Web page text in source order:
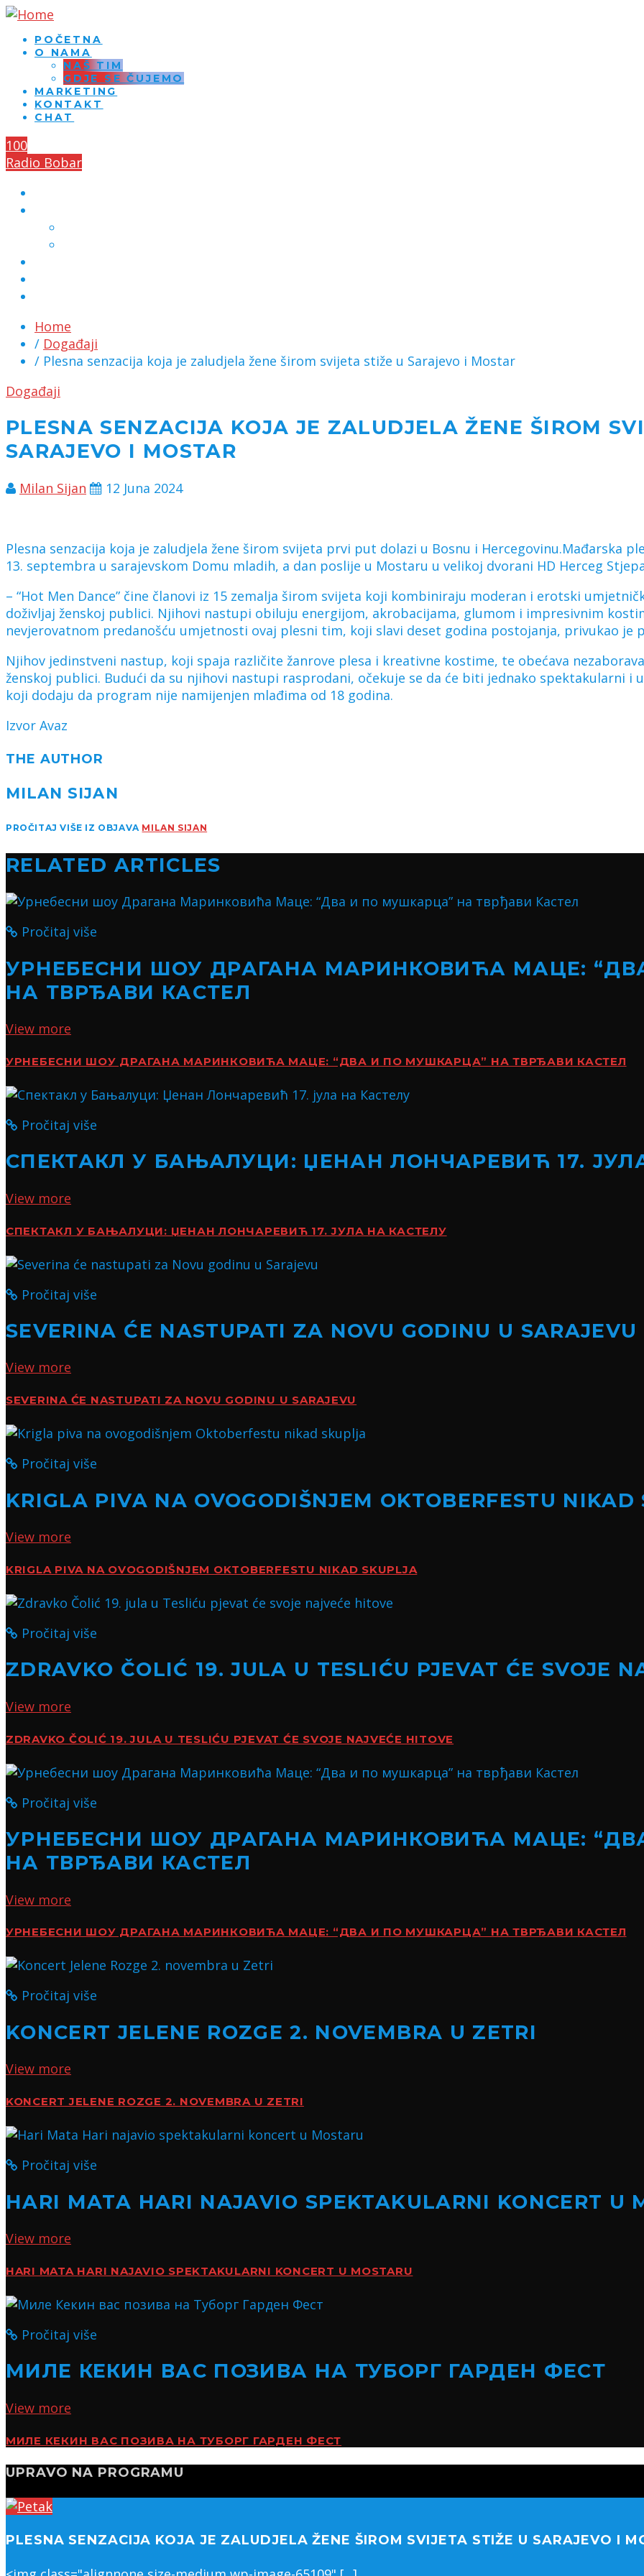
POČETNA
O NAMA
NAŠ TIM
GDJE SE ČUJEMO
MARKETING
KONTAKT
CHAT
100
Radio Bobar
Home
/ Događaji
/ Plesna senzacija koja je zaludjela žene širom svijeta stiže u Sarajevo i Mostar
Događaji
PLESNA SENZACIJA KOJA JE ZALUDJELA ŽENE ŠIROM
SARAJEVO I MOSTAR
Milan Sijan 12 Juna 2024
Plesna senzacija koja je zaludjela žene širom svijeta prvi put dolazi u Bosnu i Hercegovinu.Mađarska
13. septembra u sarajevskom Domu mladih, a dan poslije u Mostaru u velikoj dvorani HD Herceg
– “Hot Men Dance” čine članovi iz 15 zemalja širom svijeta koji kombiniraju moderan i erotski
doživljaj ženskoj publici. Njihovi nastupi obiluju energijom, akrobacijama, glumom i impresivnim
nevjerovatnom predanošću umjetnosti ovaj plesni tim, koji slavi deset godina postojanja, privukao je
Njihov jedinstveni nastup, koji spaja različite žanrove plesa i kreativne kostime, te obećava
ženskoj publici. Budući da su njihovi nastupi rasprodani, očekuje se da će biti jednako spektakularni i
koji dodaju da program nije namijenjen mlađima od 18 godina.
Izvor Avaz
THE AUTHOR
MILAN SIJAN
PROČITAJ VIŠE IZ OBJAVA MILAN SIJAN
RELATED ARTICLES
Pročitaj više
УРНЕБЕСНИ ШОУ ДРАГАНА МАРИНКОВИЋА МАЦЕ:
НА ТВРЂАВИ КАСТЕЛ
View more
УРНЕБЕСНИ ШОУ ДРАГАНА МАРИНКОВИЋА МАЦЕ: “ДВА И ПО МУШКАРЦА” НА ТВРЂАВИ КАСТЕЛ
Pročitaj više
СПЕКТАКЛ У БАЊАЛУЦИ: ЏЕНАН ЛОНЧАРЕВИЋ 17.
View more
СПЕКТАКЛ У БАЊАЛУЦИ: ЏЕНАН ЛОНЧАРЕВИЋ 17. ЈУЛА НА КАСТЕЛУ
Pročitaj više
SEVERINA ĆE NASTUPATI ZA NOVU GODINU U SARAJEVU
View more
SEVERINA ĆE NASTUPATI ZA NOVU GODINU U SARAJEVU
Pročitaj više
KRIGLA PIVA NA OVOGODIŠNJEM OKTOBERFESTU NIKAD
View more
KRIGLA PIVA NA OVOGODIŠNJEM OKTOBERFESTU NIKAD SKUPLJA
Pročitaj više
ZDRAVKO ČOLIĆ 19. JULA U TESLIĆU PJEVAT ĆE SVOJE
View more
ZDRAVKO ČOLIĆ 19. JULA U TESLIĆU PJEVAT ĆE SVOJE NAJVEĆE HITOVE
Pročitaj više
УРНЕБЕСНИ ШОУ ДРАГАНА МАРИНКОВИЋА МАЦЕ:
НА ТВРЂАВИ КАСТЕЛ
View more
УРНЕБЕСНИ ШОУ ДРАГАНА МАРИНКОВИЋА МАЦЕ: “ДВА И ПО МУШКАРЦА” НА ТВРЂАВИ КАСТЕЛ
Pročitaj više
KONCERT JELENE ROZGE 2. NOVEMBRA U ZETRI
View more
KONCERT JELENE ROZGE 2. NOVEMBRA U ZETRI
Pročitaj više
HARI MATA HARI NAJAVIO SPEKTAKULARNI KONCERT U
View more
HARI MATA HARI NAJAVIO SPEKTAKULARNI KONCERT U MOSTARU
Pročitaj više
МИЛЕ КЕКИН ВАС ПОЗИВА НА ТУБОРГ ГАРДЕН ФЕСТ
View more
МИЛЕ КЕКИН ВАС ПОЗИВА НА ТУБОРГ ГАРДЕН ФЕСТ
UPRAVO NA PROGRAMU
PLESNA SENZACIJA KOJA JE ZALUDJELA ŽENE ŠIROM SVIJETA STIŽE U SARAJEVO I